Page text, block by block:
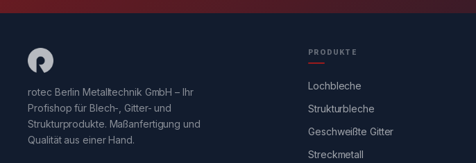
rotec Berlin Metalltechnik GmbH – Ihr
Profishop für Blech-, Gitter- und
Strukturprodukte. Maßanfertigung und
Qualität aus einer Hand.
PRODUKTE
Lochbleche
Strukturbleche
Geschweißte Gitter
Streckmetall